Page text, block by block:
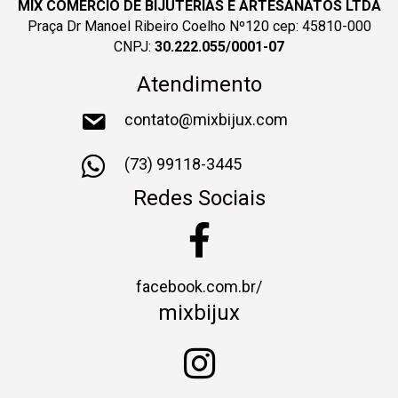
MIX COMERCIO DE BIJUTERIAS E ARTESANATOS LTDA
Praça Dr Manoel Ribeiro Coelho Nº120 cep: 45810-000
CNPJ: 30.222.055/0001-07
Atendimento
contato@mixbijux.com
(73) 99118-3445
Redes Sociais
facebook.com.br/
mixbijux